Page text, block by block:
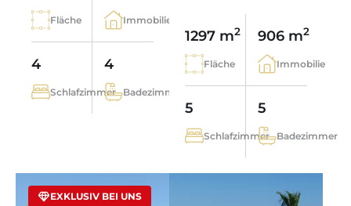
Fläche Immobilie
4
Schlafzimmer
4
Badezimmer
1297 m2
Fläche
906 m2
Immobilie
5
Schlafzimmer
5
Badezimmer
EXKLUSIV BEI UNS